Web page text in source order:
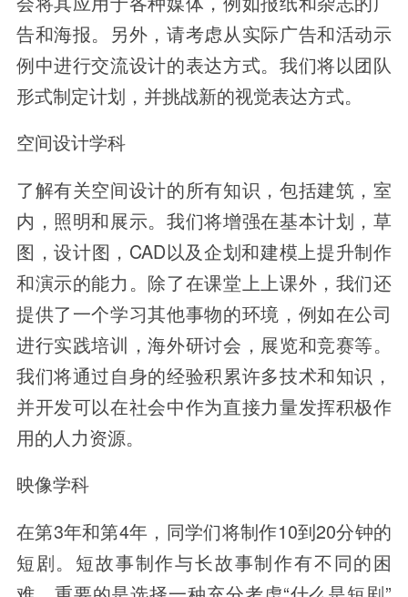
告和海报。另外，请考虑从实际广告和活动示
例中进行交流设计的表达方式。我们将以团队
形式制定计划，并挑战新的视觉表达方式。
空间设计学科
了解有关空间设计的所有知识，包括建筑，室
内，照明和展示。我们将增强在基本计划，草
图，设计图，CAD以及企划和建模上提升制作
和演示的能力。除了在课堂上上课外，我们还
提供了一个学习其他事物的环境，例如在公司
进行实践培训，海外研讨会，展览和竞赛等。
我们将通过自身的经验积累许多技术和知识，
并开发可以在社会中作为直接力量发挥积极作
用的人力资源。
映像学科
在第3年和第4年，同学们将制作10到20分钟的
短剧。短故事制作与长故事制作有不同的困